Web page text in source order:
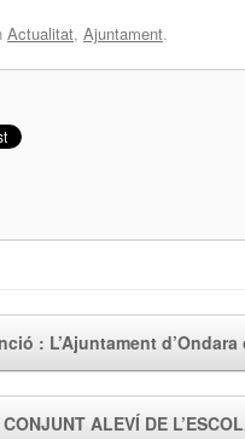
Actualitat, Ajuntament.
: L’Ajuntament
ALEVÍ DE